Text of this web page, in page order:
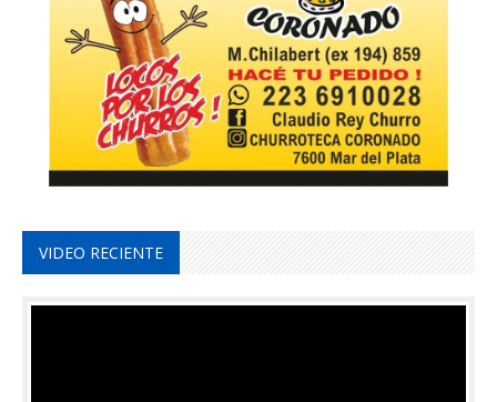
VIDEO RECIENTE